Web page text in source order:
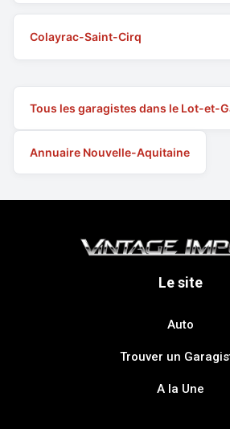
Colayrac-Saint-Cirq
Tous les garagistes dans le Lot-et-
Annuaire Nouvelle-Aquitaine
Le site
Auto
Trouver un
A la Une